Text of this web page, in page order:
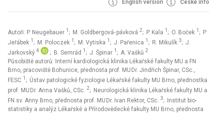
English version České info
Autoři: P. Neugebauer 1 ; M. Goldbergová‑ pávková 2; P. Kala 1 ; O. Boček 1 ; P.
Jeřábek 1 ; M. Poloczek 1 ; M. Vytiska 1 ; J. Pařenica 1 ; R. Mikulík 3; J.
Jarkovský 4 ; B. Semrád 1 ; J. Špinar 1 ; A. Vašků 2
Působiště autorů: Interní kardiologická klinika Lékařské fakulty MU a FN
Brno, pracoviště Bohunice, přednosta prof. MU Dr. Jindřich Špinar, CSc.,
FESC 1 ; Ústav patologické fyziologie Lékařské fakulty MU Brno, přednostka
prof. MU Dr. Anna Vašků, CSc. 2; Neurologická klinika Lékařské fakulty MU a
FN sv. Anny Brno, přednosta prof. MU Dr. Ivan Rektor, CSc. 3; Institut bio­
statistiky a analýz Lékařské a Přírodovědecké fakulty MU Brno, přednosta